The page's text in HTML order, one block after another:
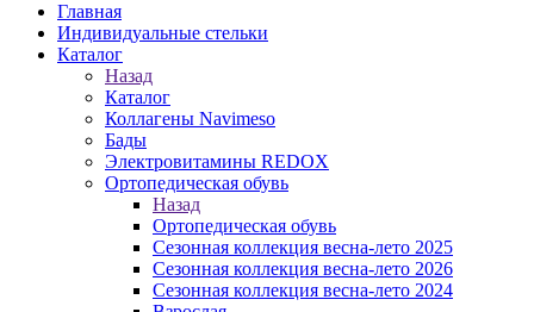
Главная
Индивидуальные стельки
Каталог
Назад
Каталог
Коллагены Navimeso
Бады
Электровитамины REDOX
Ортопедическая обувь
Назад
Ортопедическая обувь
Сезонная коллекция весна-лето 2025
Сезонная коллекция весна-лето 2026
Сезонная коллекция весна-лето 2024